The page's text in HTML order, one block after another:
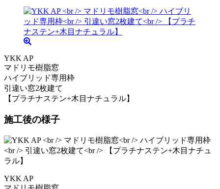
YKK AP
マドリモ樹脂窓
ハイブリッド専用枠
引違い窓2枚建て
【プラチナステン+木目ナチュラル】
施工後の様子
YKK AP